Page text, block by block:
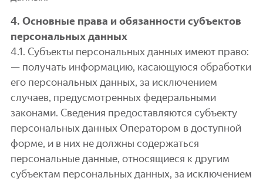
4. Основные права и обязанности субъектов
персональных данных
4.1. Субъекты персональных данных имеют право:
— получать информацию, касающуюся обработки
его персональных данных, за исключением
случаев, предусмотренных федеральными
законами. Сведения предоставляются субъекту
персональных данных Оператором в доступной
форме, и в них не должны содержаться
персональные данные, относящиеся к другим
субъектам персональных данных, за исключением